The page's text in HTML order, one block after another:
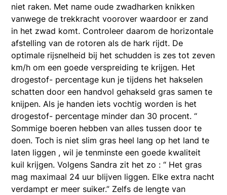
niet raken. Met name oude zwadharken knikken
vanwege de trekkracht voorover waardoor er zand
in het zwad komt. Controleer daarom de horizontale
afstelling van de rotoren als de hark rijdt. De
optimale rijsnelheid bij het schudden is zes tot zeven
km/h om een goede verspreiding te krijgen. Het
drogestof- percentage kun je tijdens het hakselen
schatten door een handvol gehakseld gras samen te
knijpen. Als je handen iets vochtig worden is het
drogestof- percentage minder dan 30 procent. “
Sommige boeren hebben van alles tussen door te
doen. Toch is niet slim gras heel lang op het land te
laten liggen , wil je tenminste een goede kwaliteit
kuil krijgen. Volgens Sandra zit het zo : “ Het gras
mag maximaal 24 uur blijven liggen. Elke extra nacht
verdampt er meer suiker.” Zelfs de lengte van